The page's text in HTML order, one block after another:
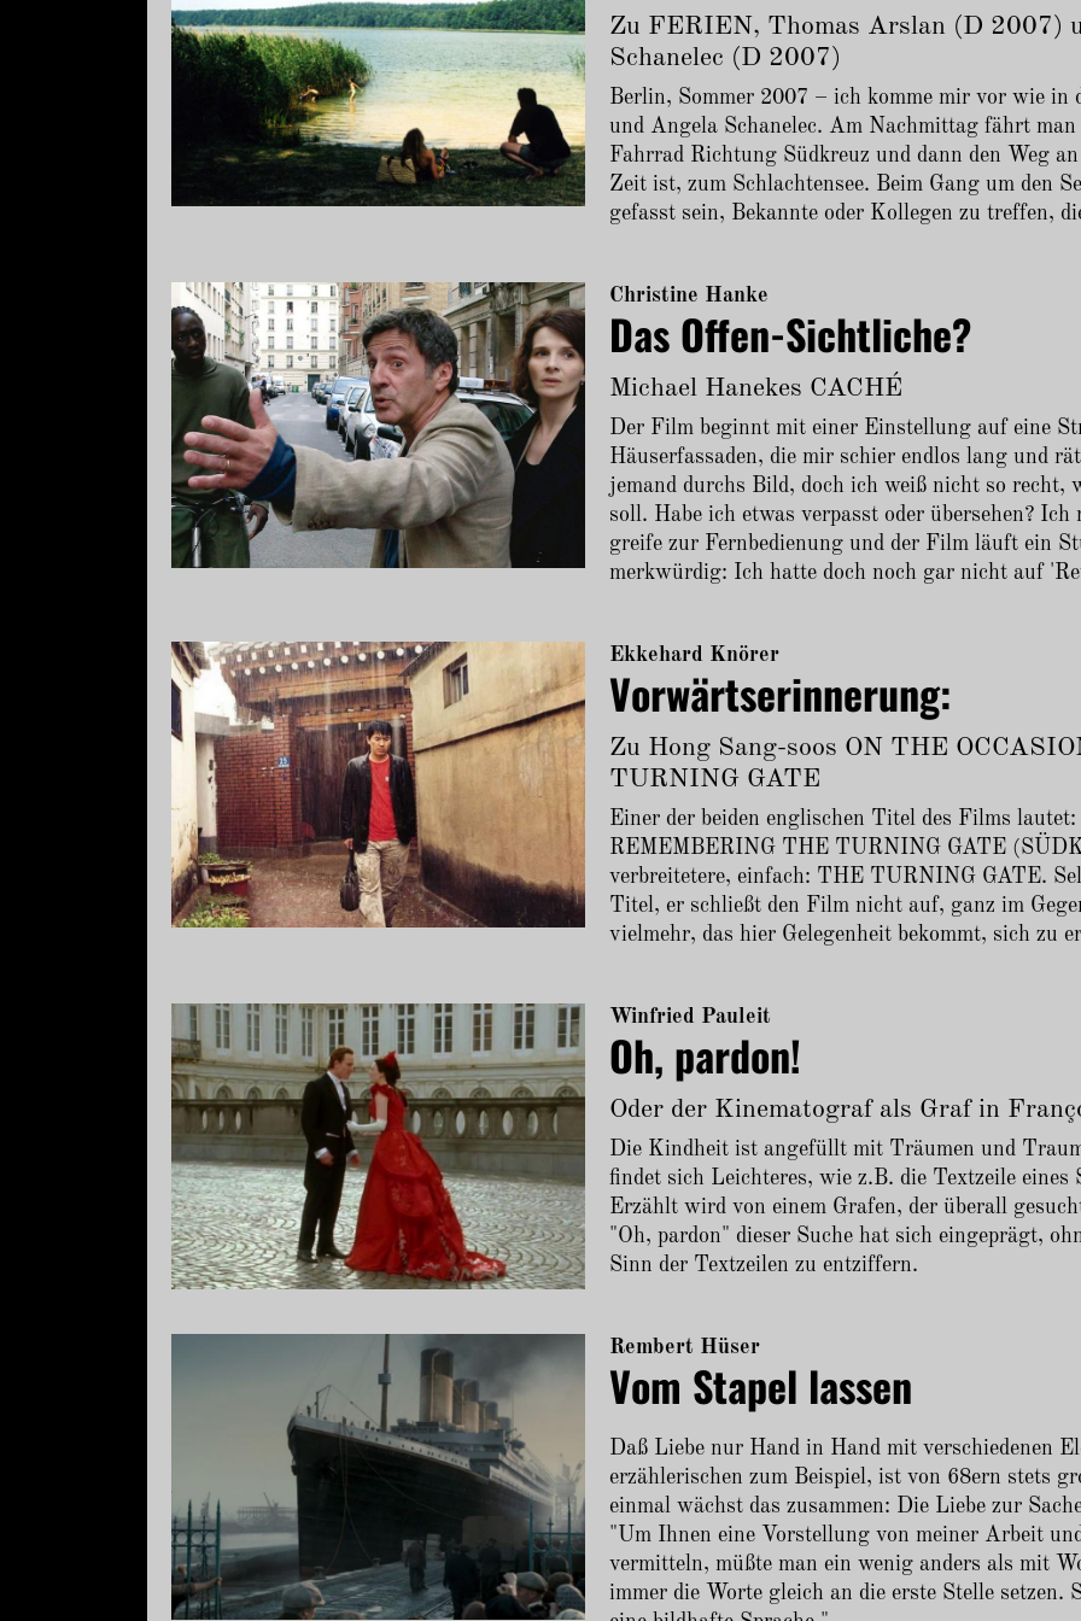
Zu FERIEN, Thomas Arslan (D 2007)
Schanelec (D 2007)
Berlin, Sommer 2007 – ich komme mir vor wie in
und Angela Schanelec. Am Nachmittag fährt
Fahrrad Richtung Südkreuz und dann den Weg
Zeit ist, zum Schlachtensee. Beim Gang um den
gefasst sein, Bekannte oder Kollegen zu treffen,
Christine Hanke
Das Offen-Sichtliche?
Michael Hanekes CACHÉ
Der Film beginnt mit einer Einstellung auf eine
Häuserfassaden, die mir schier endlos lang und
jemand durchs Bild, doch ich weiß nicht so recht,
soll. Habe ich etwas verpasst oder übersehen?
greife zur Fernbedienung und der Film läuft ein
merkwürdig: Ich hatte doch noch gar nicht auf
Ekkehard Knörer
Vorwärtserinnerung:
Zu Hong Sang-soos ON THE
TURNING GATE
Einer der beiden englischen Titel des Films
REMEMBERING THE TURNING GATE
verbreitetere, einfach: THE TURNING GATE.
Titel, er schließt den Film nicht auf, ganz im
vielmehr, das hier Gelegenheit bekommt, sich zu
Winfried Pauleit
Oh, pardon!
Oder der Kinematograf als Graf in
Die Kindheit ist angefüllt mit Träumen und
findet sich Leichteres, wie z.B. die Textzeile eines
Erzählt wird von einem Grafen, der überall
"Oh, pardon" dieser Suche hat sich eingeprägt,
Sinn der Textzeilen zu entziffern.
Rembert Hüser
Vom Stapel lassen
Daß Liebe nur Hand in Hand mit verschiedenen
erzählerischen zum Beispiel, ist von 68ern stets
einmal wächst das zusammen: Die Liebe zur
"Um Ihnen eine Vorstellung von meiner Arbeit
vermitteln, müßte man ein wenig anders als mit
immer die Worte gleich an die erste Stelle setzen.